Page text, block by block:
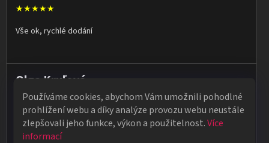
Používáme cookies, abychom Vám umožnili pohodlné
prohlížení webu a díky analýze provozu webu neustále
zlepšovali jeho funkce, výkon a použitelnost.Více
informací
★★★★★
Vše ok, rychlé dodání
Olga Kruľová
★★★★★
Obdržela jsem vše, co jsem objednala. Vše fungovalo
perfektně, syn měl velký úspěch s kouzelnickým představením